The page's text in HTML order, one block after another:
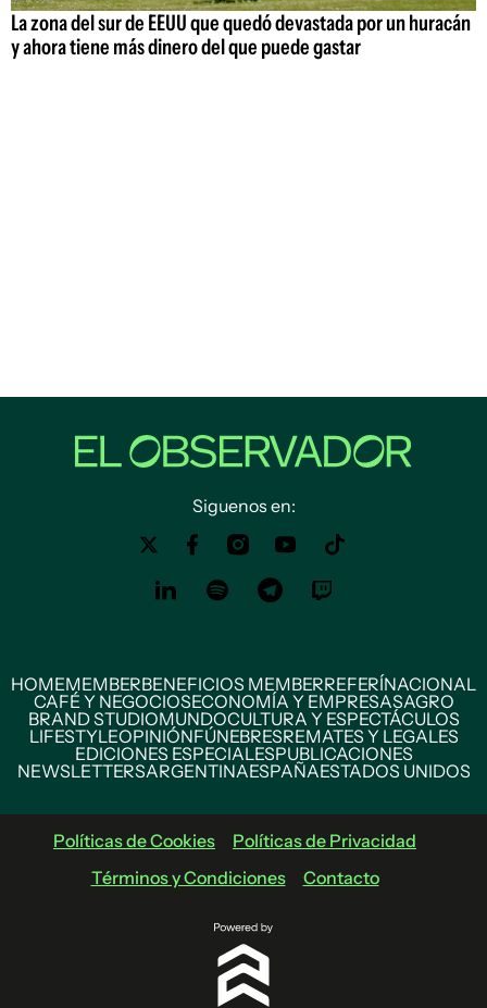
La zona del sur de EEUU que quedó devastada por un huracán
y ahora tiene más dinero del que puede gastar
Siguenos en:
HOMEMEMBERBENEFICIOS MEMBERREFERÍNACIONAL
CAFÉ Y NEGOCIOSECONOMÍA Y EMPRESASAGRO
BRAND STUDIOMUNDOCULTURA Y ESPECTÁCULOS
LIFESTYLEOPINIÓNFÚNEBRESREMATES Y LEGALES
EDICIONES ESPECIALESPUBLICACIONES
NEWSLETTERSARGENTINAESPAÑAESTADOS UNIDOS
Políticas de Cookies
Políticas de Privacidad
Términos y Condiciones
Contacto